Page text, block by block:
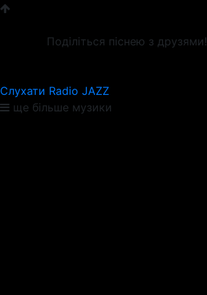
Поділіться піснею з друзями!
Слухати Radio JAZZ
ще більше музики